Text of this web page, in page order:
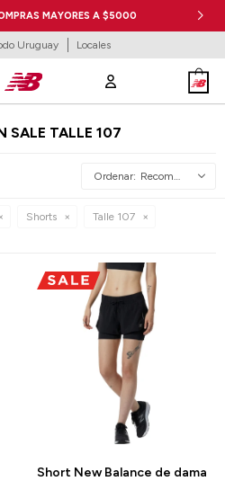
MAYORES A $5000
Uruguay Locales
SALE TALLE 107
Recomendados
Shorts
Talle 107
Short New Balance de dama